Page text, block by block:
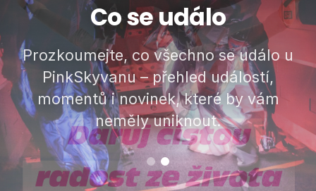
Co se událo
Prozkoumejte, co všechno se událo u
PinkSkyvanu – přehled událostí,
momentů i novinek, které by vám
neměly uniknout.